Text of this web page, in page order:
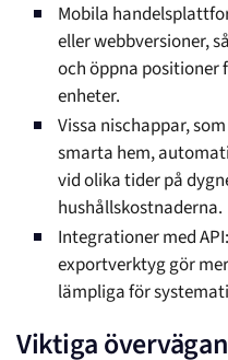
Mobila
eller webbversioner,
och öppna positioner
enheter.
Vissa nischappar,
smarta hem,
vid olika tider på
hushållskostnaderna.
Integrationer med
exportverktyg gör
lämpliga för
Viktiga